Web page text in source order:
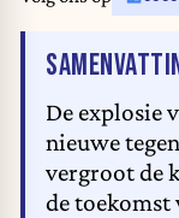
De explosie
nieuwe
vergroot de
de toekomst